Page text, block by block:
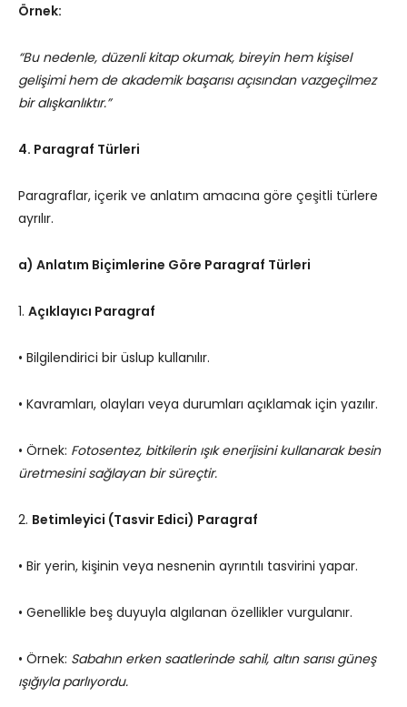
Örnek:
“Bu nedenle, düzenli kitap okumak, bireyin hem kişisel
gelişimi hem de akademik başarısı açısından vazgeçilmez
bir alışkanlıktır.”
4. Paragraf Türleri
Paragraflar, içerik ve anlatım amacına göre çeşitli türlere
ayrılır.
a) Anlatım Biçimlerine Göre Paragraf Türleri
1. Açıklayıcı Paragraf
• Bilgilendirici bir üslup kullanılır.
• Kavramları, olayları veya durumları açıklamak için yazılır.
• Örnek: Fotosentez, bitkilerin ışık enerjisini kullanarak besin
üretmesini sağlayan bir süreçtir.
2. Betimleyici (Tasvir Edici) Paragraf
• Bir yerin, kişinin veya nesnenin ayrıntılı tasvirini yapar.
• Genellikle beş duyuyla algılanan özellikler vurgulanır.
• Örnek: Sabahın erken saatlerinde sahil, altın sarısı güneş
ışığıyla parlıyordu.